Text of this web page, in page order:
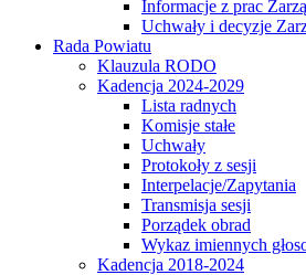
Informacje z prac
Uchwały i decyzje
Rada Powiatu
Klauzula RODO
Kadencja 2024-2029
Lista radnych
Komisje stałe
Uchwały
Protokoły z sesji
Interpelacje/Zapytania
Transmisja sesji
Porządek obrad
Wykaz imiennych
Kadencja 2018-2024